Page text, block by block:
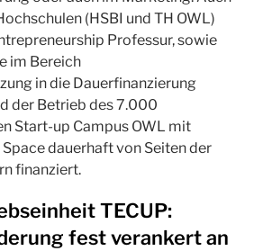
(HSBI und TH OWL)
Professur, sowie
im Bereich
in die Dauerfinanzierung
der Betrieb des 7.000
Start-up Campus OWL mit
dauerhaft von Seiten der
finanziert.
TECUP:
fest verankert an